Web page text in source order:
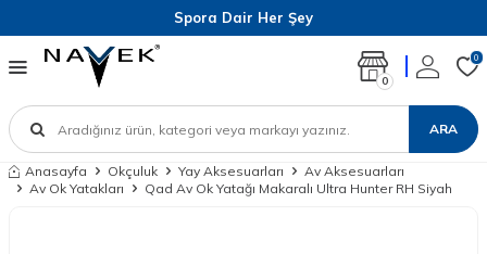
Spora Dair Her Şey
ARA
0
0
Anasayfa Okçuluk Yay Aksesuarları
Av Aksesuarları
Av Ok Yatakları
Qad Av Ok Yatağı Makaralı Ultra Hunter RH Siyah